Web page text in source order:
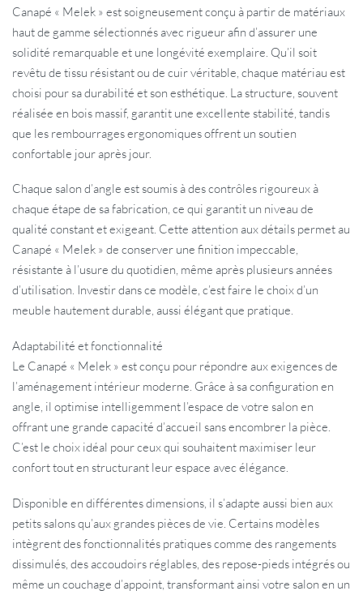
Canapé « Melek » est soigneusement conçu à partir de matériaux
haut de gamme sélectionnés avec rigueur afin d’assurer une
solidité remarquable et une longévité exemplaire. Qu’il soit
revêtu de tissu résistant ou de cuir véritable, chaque matériau est
choisi pour sa durabilité et son esthétique. La structure, souvent
réalisée en bois massif, garantit une excellente stabilité, tandis
que les rembourrages ergonomiques offrent un soutien
confortable jour après jour.
Chaque salon d’angle est soumis à des contrôles rigoureux à
chaque étape de sa fabrication, ce qui garantit un niveau de
qualité constant et exigeant. Cette attention aux détails permet au
Canapé « Melek » de conserver une finition impeccable,
résistante à l’usure du quotidien, même après plusieurs années
d’utilisation. Investir dans ce modèle, c’est faire le choix d’un
meuble hautement durable, aussi élégant que pratique.
Adaptabilité et fonctionnalité
Le Canapé « Melek » est conçu pour répondre aux exigences de
l’aménagement intérieur moderne. Grâce à sa configuration en
angle, il optimise intelligemment l’espace de votre salon en
offrant une grande capacité d’accueil sans encombrer la pièce.
C’est le choix idéal pour ceux qui souhaitent maximiser leur
confort tout en structurant leur espace avec élégance.
Disponible en différentes dimensions, il s’adapte aussi bien aux
petits salons qu’aux grandes pièces de vie. Certains modèles
intègrent des fonctionnalités pratiques comme des rangements
dissimulés, des accoudoirs réglables, des repose-pieds intégrés ou
même un couchage d’appoint, transformant ainsi votre salon en un